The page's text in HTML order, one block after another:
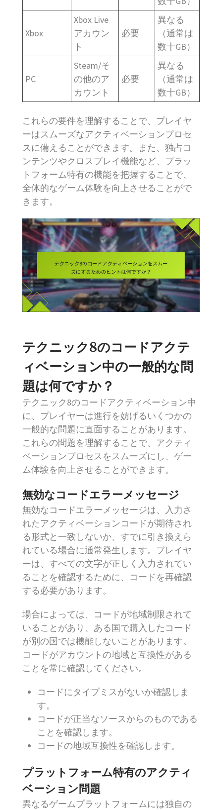
Xbox
Xbox Live
アカウン
ト
必要
異なる
（通常は
数十GB）
PC
Steam/そ
の他のア
カウント
必要
異なる
（通常は
数十GB）
これらの要件を理解することで、プレイヤ
ーはスムーズなアクティベーションプロセ
スに備えることができます。また、独占コ
ンテンツやクロスプレイ機能など、プラッ
トフォーム特有の機能を把握することで、
全体的なゲーム体験を向上させることがで
きます。
テクニック8のコードアクテ
ィベーション中の一般的な問
題は何ですか？
テクニック8のコードアクティベーション中
に、プレイヤーは進行を妨げるいくつかの
一般的な問題に直面することがあります。
これらの問題を理解することで、アクティ
ベーションプロセスをスムーズにし、ゲー
ム体験を向上させることができます。
無効なコードエラーメッセージ
無効なコードエラーメッセージは、入力さ
れたアクティベーションコードが期待され
る形式と一致しないか、すでに引き換えら
れている場合に通常発生します。プレイヤ
ーは、すべての文字が正しく入力されてい
ることを確認するために、コードを再確認
する必要があります。
場合によっては、コードが地域制限されて
いることがあり、ある国で購入したコード
が別の国では機能しないことがあります。
コードがアカウントの地域と互換性がある
ことを常に確認してください。
コードにタイプミスがないか確認しま
す。
コードが正当なソースからのものである
ことを確認します。
コードの地域互換性を確認します。
プラットフォーム特有のアクティ
ベーション問題
異なるゲームプラットフォームには独自の